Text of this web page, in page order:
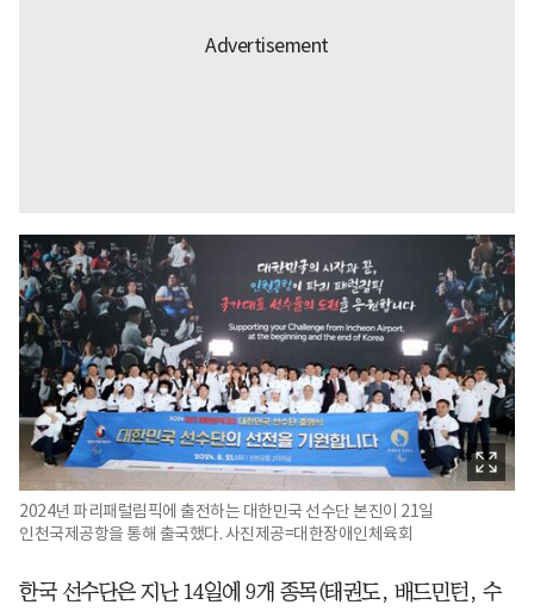
2024년 파리패럴림픽에 출전하는 대한민국 선수단 본진이 21일
인천국제공항을 통해 출국했다. 사진제공=대한장애인체육회
한국 선수단은 지난 14일에 9개 종목(태권도, 배드민턴, 수